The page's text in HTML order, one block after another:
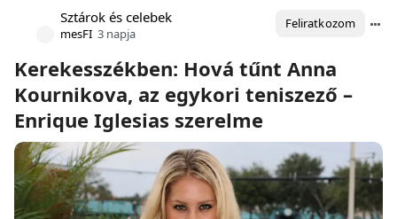
Sztárok és celebek
mesFI 3 napja
Feliratkozom
Kerekesszékben: Hová tűnt Anna
Kournikova, az egykori teniszező –
Enrique Iglesias szerelme